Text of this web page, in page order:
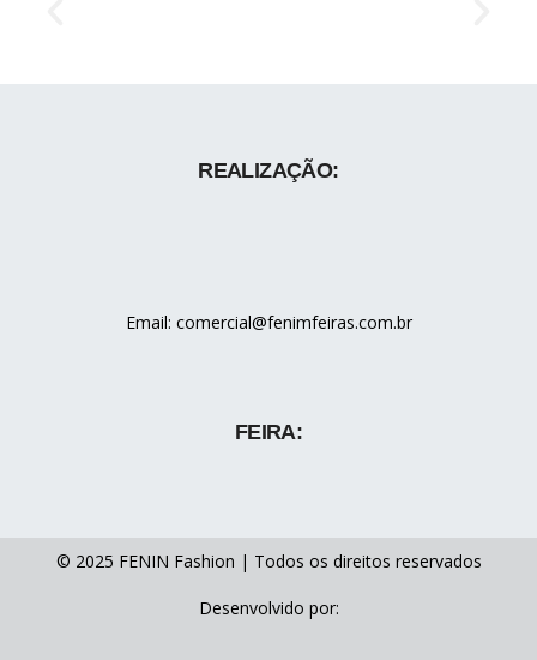
REALIZAÇÃO:
Email: comercial@fenimfeiras.com.br
FEIRA:
© 2025 FENIN Fashion | Todos os direitos reservados
Desenvolvido por: